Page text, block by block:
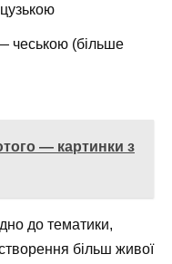
чеською (більше
— картинки з
до тематики,
більш живої